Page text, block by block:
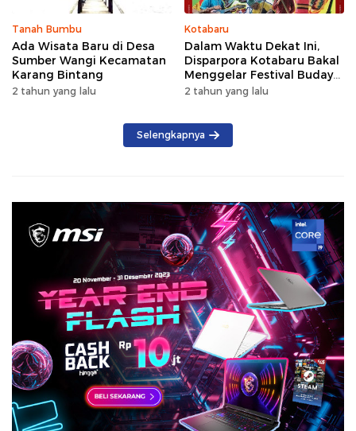
Tanah Bumbu
Ada Wisata Baru di Desa
Sumber Wangi Kecamatan
Karang Bintang
2 tahun yang lalu
Kotabaru
Dalam Waktu Dekat Ini,
Disparpora Kotabaru Bakal
Menggelar Festival Budaya
Saijaan 2024
2 tahun yang lalu
Selengkapnya